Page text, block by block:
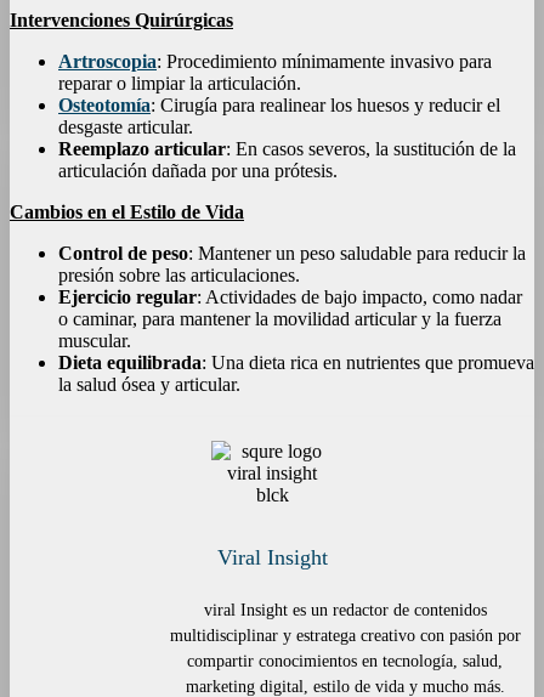
Intervenciones Quirúrgicas
Artroscopia: Procedimiento mínimamente invasivo para
reparar o limpiar la articulación.
Osteotomía: Cirugía para realinear los huesos y reducir el
desgaste articular.
Reemplazo articular: En casos severos, la sustitución de la
articulación dañada por una prótesis.
Cambios en el Estilo de Vida
Control de peso: Mantener un peso saludable para reducir la
presión sobre las articulaciones.
Ejercicio regular: Actividades de bajo impacto, como nadar
o caminar, para mantener la movilidad articular y la fuerza
muscular.
Dieta equilibrada: Una dieta rica en nutrientes que promueva
la salud ósea y articular.
Viral Insight
viral Insight es un redactor de contenidos
multidisciplinar y estratega creativo con pasión por
compartir conocimientos en tecnología, salud,
marketing digital, estilo de vida y mucho más.